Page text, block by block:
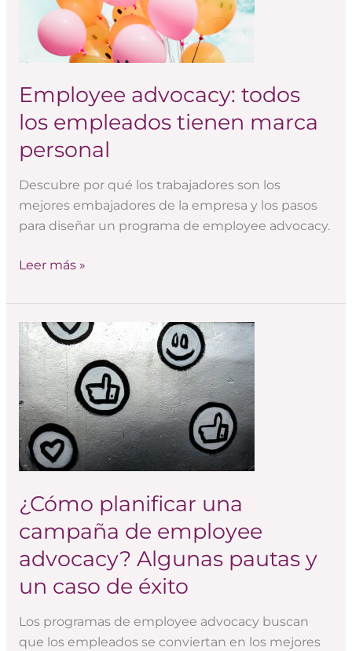
Employee advocacy: todos
los empleados tienen marca
personal
Descubre por qué los trabajadores son los
mejores embajadores de la empresa y los pasos
para diseñar un programa de employee advocacy.
tienen
marca
personal
Leer más »
¿Cómo planificar una
campaña de employee
advocacy? Algunas pautas y
un caso de éxito
Los programas de employee advocacy buscan
que los empleados se conviertan en los mejores
¿Cómo
planificar
una
campaña
de
employee
advocacy?
Algunas
pautas
y
un
caso
éxito